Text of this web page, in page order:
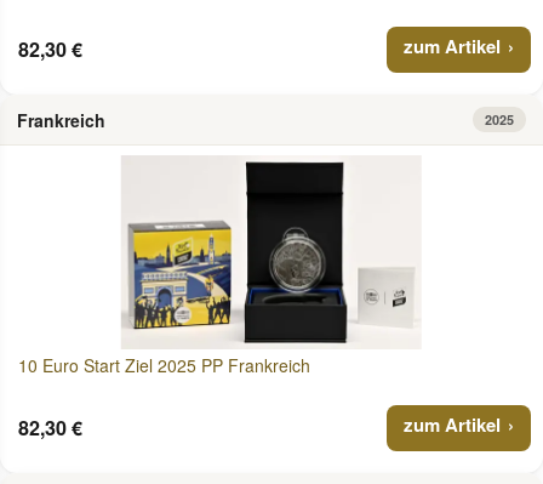
82,30 € zum Artikel
Frankreich 2025
10 Euro Start Ziel 2025 PP Frankreich
82,30 € zum Artikel